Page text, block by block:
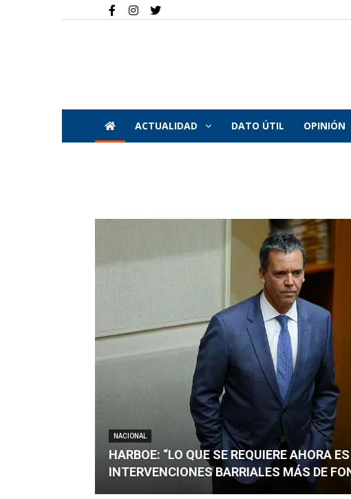
ACTUALIDAD DATO ÚTIL OPINIÓN
NACIONAL
HARBOE: “LO QUE SE REQUIERE AHORA
INTERVENCIONES BARRIALES MÁS DE